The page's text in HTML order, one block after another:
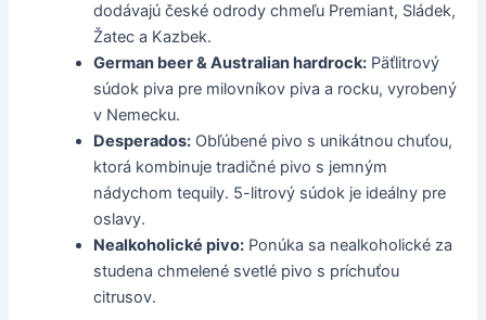
dodávajú české odrody chmeľu Premiant, Sládek,
Žatec a Kazbek.
German beer & Australian hardrock: Päťlitrový
súdok piva pre milovníkov piva a rocku, vyrobený
v Nemecku.
Desperados: Obľúbené pivo s unikátnou chuťou,
ktorá kombinuje tradičné pivo s jemným
nádychom tequily. 5-litrový súdok je ideálny pre
oslavy.
Nealkoholické pivo: Ponúka sa nealkoholické za
studena chmelené svetlé pivo s príchuťou
citrusov.